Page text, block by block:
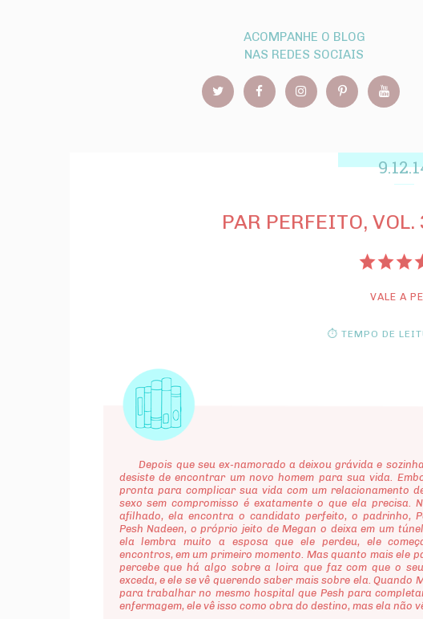
ACOMPANHE O BLOG
NAS REDES SOCIAIS
PAR PERFEITO,
VALE A
⏱ TEMPO DE
Depois que seu ex-namorado a deixou grávida e
desiste de encontrar um novo homem para sua vida.
pronta para complicar sua vida com um relacionamento
sexo sem compromisso é exatamente o que ela precisa.
afilhado, ela encontra o candidato perfeito, o padrinho,
Pesh Nadeen, o próprio jeito de Megan o deixa em um
ela lembra muito a esposa que ele perdeu, ele
encontros, em um primeiro momento. Mas quanto mais ele
percebe que há algo sobre a loira que faz com que o
exceda, e ele se vê querendo saber mais sobre ela. Quando
para trabalhar no mesmo hospital que Pesh para
enfermagem, ele vê isso como obra do destino, mas ela não